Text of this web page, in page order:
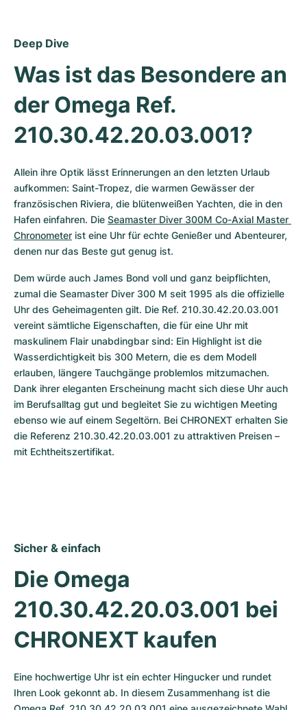
Deep Dive
Was ist das Besondere an
der Omega Ref.
210.30.42.20.03.001?
Allein ihre Optik lässt Erinnerungen an den letzten Urlaub
aufkommen: Saint-Tropez, die warmen Gewässer der
französischen Riviera, die blütenweißen Yachten, die in den
Hafen einfahren. Die Seamaster Diver 300M Co-Axial Master
Chronometer ist eine Uhr für echte Genießer und Abenteurer,
denen nur das Beste gut genug ist.
Dem würde auch James Bond voll und ganz beipflichten,
zumal die Seamaster Diver 300 M seit 1995 als die offizielle
Uhr des Geheimagenten gilt. Die Ref. 210.30.42.20.03.001
vereint sämtliche Eigenschaften, die für eine Uhr mit
maskulinem Flair unabdingbar sind: Ein Highlight ist die
Wasserdichtigkeit bis 300 Metern, die es dem Modell
erlauben, längere Tauchgänge problemlos mitzumachen.
Dank ihrer eleganten Erscheinung macht sich diese Uhr auch
im Berufsalltag gut und begleitet Sie zu wichtigen Meeting
ebenso wie auf einem Segeltörn. Bei CHRONEXT erhalten Sie
die Referenz 210.30.42.20.03.001 zu attraktiven Preisen –
mit Echtheitszertifikat.
Sicher & einfach
Die Omega
210.30.42.20.03.001 bei
CHRONEXT kaufen
Eine hochwertige Uhr ist ein echter Hingucker und rundet
Ihren Look gekonnt ab. In diesem Zusammenhang ist die